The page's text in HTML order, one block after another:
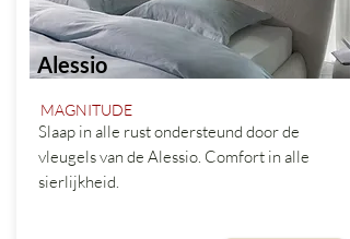
Alessio
MAGNITUDE
Slaap in alle rust ondersteund door de
vleugels van de Alessio. Comfort in alle
sierlijkheid.